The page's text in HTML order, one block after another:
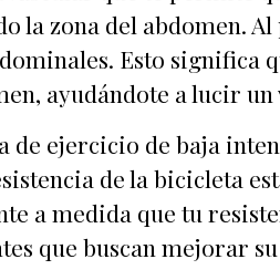
la zona del abdomen.
Esto significa
ayudándote a lucir
de ejercicio de baja
de la bicicleta
a medida que tu
que buscan mejorar